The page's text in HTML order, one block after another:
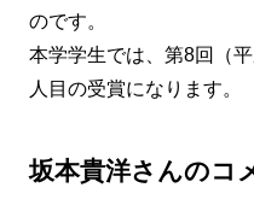
のです。
本学学生では、第8回（
人目の受賞になります。
坂本貴洋さんのコ